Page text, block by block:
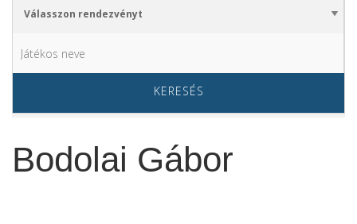
KERESÉS
Bodolai Gábor